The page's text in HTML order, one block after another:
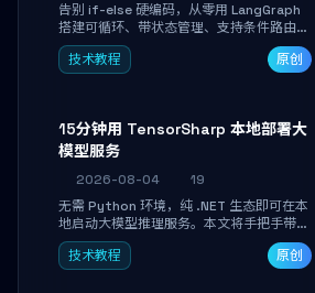
告别 if-else 硬编码，从零用 LangGraph
搭建可循环、带状态管理、支持条件路由的
多步骤 AI 代理。学完能独立编写包含自动
决策、工具调用和持久化状态的复杂工作
技术教程 原创
15分钟用 TensorSharp 本地部署大
模型服务
2026-08-04
19
无需 Python 环境，纯 .NET 生态即可在本
地启动大模型推理服务。本文将手把手带你
下载模型、配置 GPU 加速、启动 OpenAI
兼容 API，并在 C# 业务代码中无缝调用。
技术教程 原创